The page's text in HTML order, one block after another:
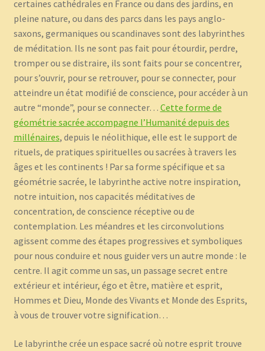
certaines cathédrales en France ou dans des jardins, en
pleine nature, ou dans des parcs dans les pays anglo-
saxons, germaniques ou scandinaves sont des labyrinthes
de méditation. Ils ne sont pas fait pour étourdir, perdre,
tromper ou se distraire, ils sont faits pour se concentrer,
pour s’ouvrir, pour se retrouver, pour se connecter, pour
atteindre un état modifié de conscience, pour accéder à un
autre “monde”, pour se connecter… Cette forme de
géométrie sacrée accompagne l’Humanité depuis des
millénaires, depuis le néolithique, elle est le support de
rituels, de pratiques spirituelles ou sacrées à travers les
âges et les continents ! Par sa forme spécifique et sa
géométrie sacrée, le labyrinthe active notre inspiration,
notre intuition, nos capacités méditatives de
concentration, de conscience réceptive ou de
contemplation. Les méandres et les circonvolutions
agissent comme des étapes progressives et symboliques
pour nous conduire et nous guider vers un autre monde : le
centre. Il agit comme un sas, un passage secret entre
extérieur et intérieur, égo et être, matière et esprit,
Hommes et Dieu, Monde des Vivants et Monde des Esprits,
à vous de trouver votre signification…
Le labyrinthe crée un espace sacré où notre esprit trouve